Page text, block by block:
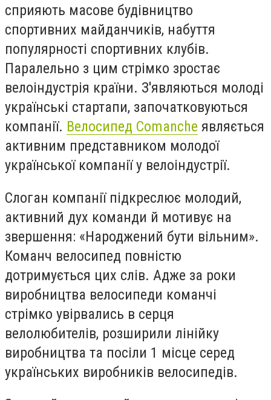
сприяють масове будівництво
спортивних майданчиків, набуття
популярності спортивних клубів.
Паралельно з цим стрімко зростає
велоіндустрія країни. З'являються молоді
українські стартапи, започатковуються
компанії. Велосипед Comanche являється
активним представником молодої
української компанії у велоіндустрії.
Слоган компанії підкреслює молодий,
активний дух команди й мотивує на
звершення: «Народжений бути вільним».
Команч велосипед повністю
дотримується цих слів. Адже за роки
виробництва велосипеди команчі
стрімко увірвались в серця
велолюбителів, розширили лінійку
виробництва та посіли 1 місце серед
українських виробників велосипедів.